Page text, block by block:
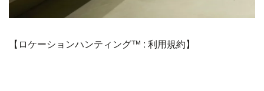
【ロケーションハンティング™️ : 利用規約】